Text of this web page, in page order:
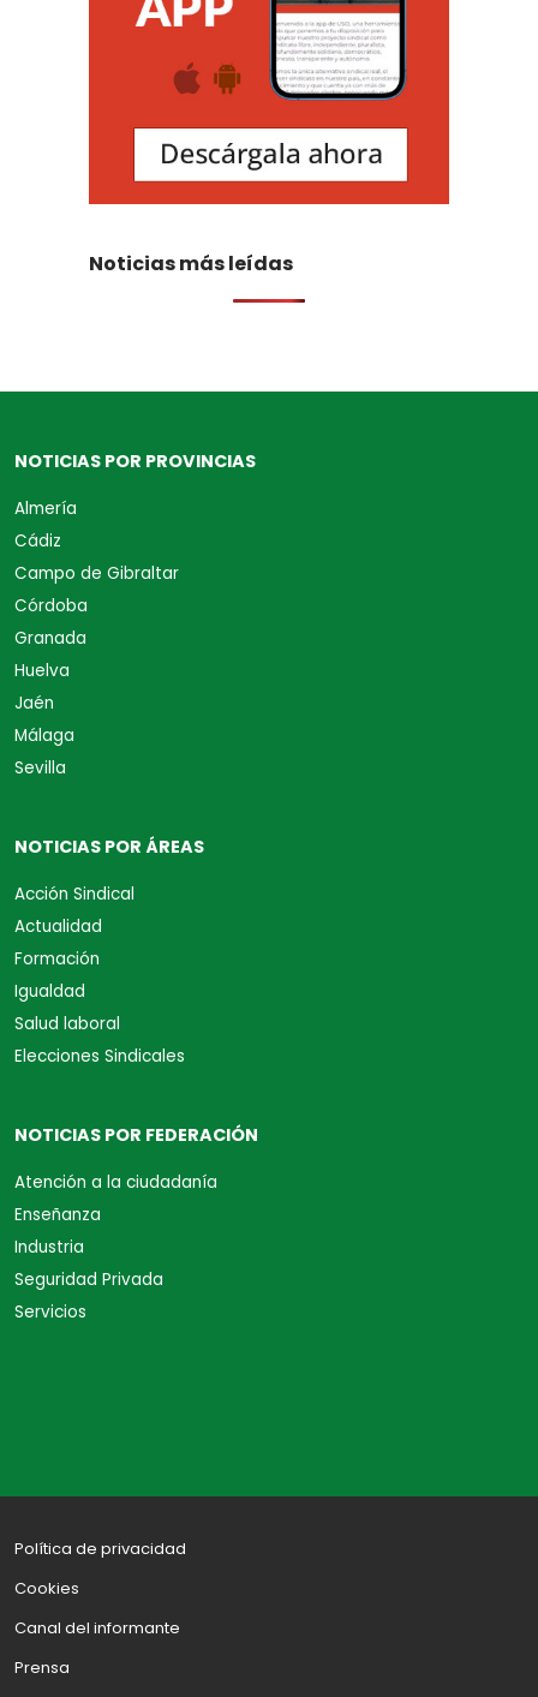
Noticias más leídas
NOTICIAS POR PROVINCIAS
Almería
Cádiz
Campo de Gibraltar
Córdoba
Granada
Huelva
Jaén
Málaga
Sevilla
NOTICIAS POR ÁREAS
Acción Sindical
Actualidad
Formación
Igualdad
Salud laboral
Elecciones Sindicales
NOTICIAS POR FEDERACIÓN
Atención a la ciudadanía
Enseñanza
Industria
Seguridad Privada
Servicios
Política de privacidad
Cookies
Canal del informante
Prensa